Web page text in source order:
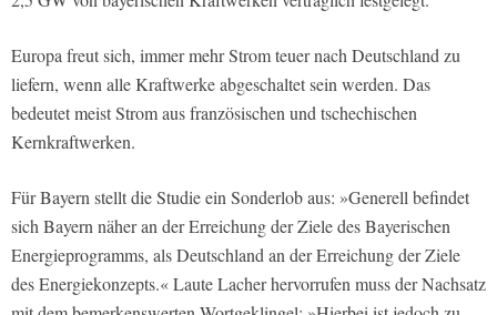
Europa freut sich, immer mehr Strom teuer nach Deutschland zu
liefern, wenn alle Kraftwerke abgeschaltet sein werden. Das
bedeutet meist Strom aus französischen und tschechischen
Kernkraftwerken.
Für Bayern stellt die Studie ein Sonderlob aus: »Generell befindet
sich Bayern näher an der Erreichung der Ziele des Bayerischen
Energieprogramms, als Deutschland an der Erreichung der Ziele
des Energiekonzepts.« Laute Lacher hervorrufen muss der Nachsatz